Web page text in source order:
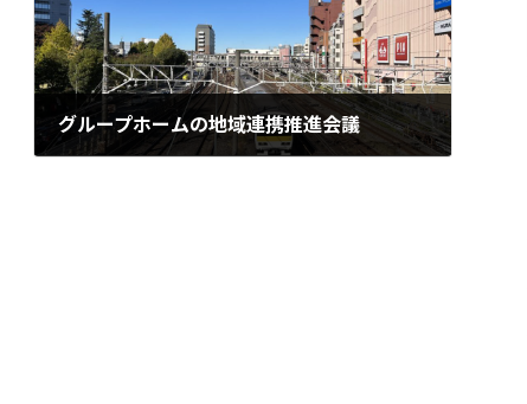
グループホームの地域連携推進会議